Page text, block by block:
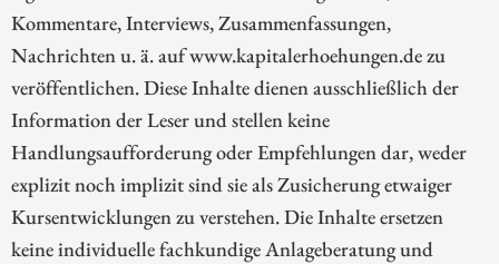
Kommentare, Interviews, Zusammenfassungen,
Nachrichten u. ä. auf www.kapitalerhoehungen.de zu
veröffentlichen. Diese Inhalte dienen ausschließlich der
Information der Leser und stellen keine
Handlungsaufforderung oder Empfehlungen dar, weder
explizit noch implizit sind sie als Zusicherung etwaiger
Kursentwicklungen zu verstehen. Die Inhalte ersetzen
keine individuelle fachkundige Anlageberatung und